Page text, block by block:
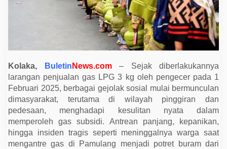
n
j
u
a
a
n
a
s
u
Kolaka, Buletin News.com– Sejak diberlakukannya
larangan penjualan gas LPG 3 kg oleh pengecer pada 1
Februari 2025, berbagai gejolak sosial mulai bermunculan
dimasyarakat, terutama di wilayah pinggiran dan
pedesaan, menghadapi kesulitan nyata dalam
memperoleh gas subsidi. Antrean panjang, kepanikan,
hingga insiden tragis seperti meninggalnya warga saat
mengantre gas di Pamulang menjadi potret buram dari